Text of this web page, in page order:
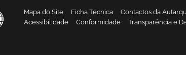
Mapa do Site Ficha Técnica Contactos da
Acessibilidade
Conformidade Transparência e